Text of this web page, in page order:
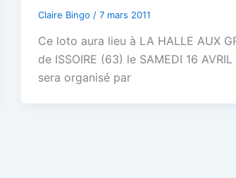
Claire Bingo /7 mars 2011
Ce loto aura lieu à LA HALLE AUX
de ISSOIRE (63) le SAMEDI 16 AVRIL
sera organisé par